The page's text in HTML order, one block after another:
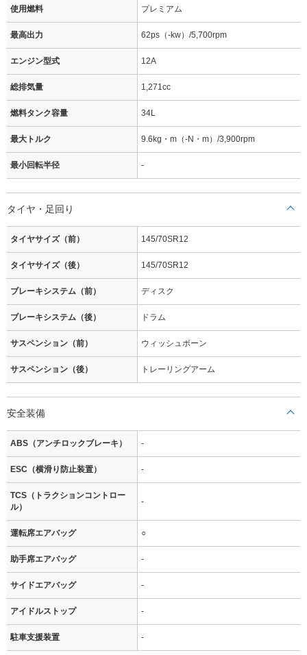
使用燃料 プレミアム
最高出力 62ps（-kw）/5,700rpm
エンジン型式 12A
総排気量 1,271cc
燃料タンク容量 34L
最大トルク 9.6kg・m（-N・m）/3,900rpm
最小回転半径 -
タイヤ・足回り
タイヤサイズ（前） 145/70SR12
タイヤサイズ（後） 145/70SR12
ブレーキシステム（前） ディスク
ブレーキシステム（後） ドラム
サスペンション（前） ウィッシュボーン
サスペンション（後） トレーリングアーム
安全装備
ABS（アンチロックブレーキ） -
ESC（横滑り防止装置） -
TCS（トラクションコントロー
ル）
-
運転席エアバッグ ○
助手席エアバッグ -
サイドエアバッグ -
アイドルストップ -
駐車支援装置 -